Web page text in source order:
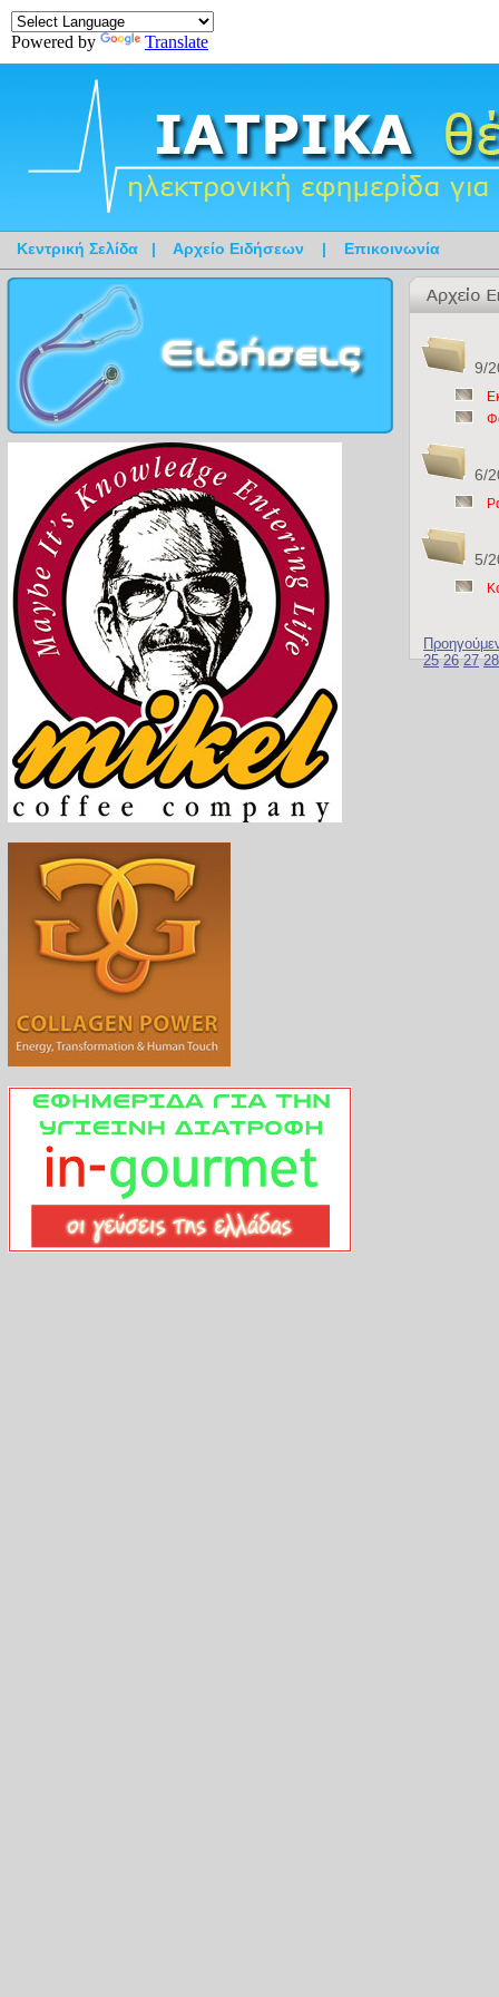
Powered by Translate
Κεντρική Σελίδα | Αρχείο Ειδήσεων | Επικοινωνία
9/
6/
5/
25 26 27 28